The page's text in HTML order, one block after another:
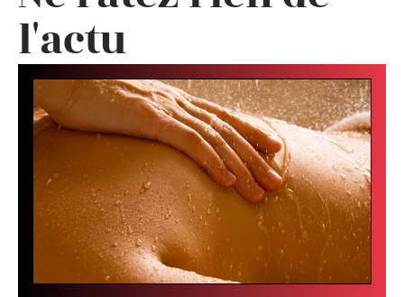
l'actu